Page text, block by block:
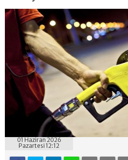
01 Haziran 2026
Pazartesi 12:12